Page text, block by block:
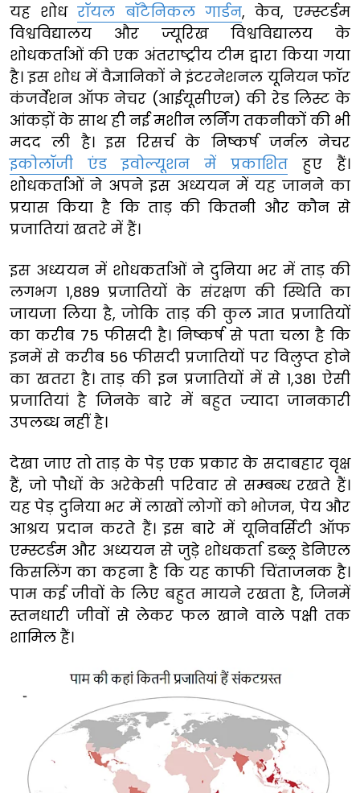
यह शोधरॉयल बॉटैनिकल गार्डन, केव, एम्स्टर्डम
विश्वविद्यालय और ज्यूरिख विश्वविद्यालय के
शोधकर्ताओं की एक अंतराष्ट्रीय टीम द्वारा किया गया
है। इस शोध में वैज्ञानिकों ने इंटरनेशनल यूनियन फॉर
कंजर्वेशन ऑफ नेचर (आईयूसीएन) की रेड लिस्ट के
आंकड़ों के साथ ही नई मशीन लर्निंग तकनीकों की भी
मदद ली है। इस रिसर्च के निष्कर्ष जर्नल नेचर
इकोलॉजी एंड इवोल्यूशन में प्रकाशित हुए हैं।
शोधकर्ताओं ने अपने इस अध्ययन में यह जानने का
प्रयास किया है कि ताड़ की कितनी और कौन से
प्रजातियां खतरे में हैं।
इस अध्ययन में शोधकर्ताओं ने दुनिया भर में ताड़ की
लगभग 1,889 प्रजातियों के संरक्षण की स्थिति का
जायजा लिया है, जोकि ताड़ की कुल ज्ञात प्रजातियों
का करीब 75 फीसदी है। निष्कर्ष से पता चला है कि
इनमें से करीब 56 फीसदी प्रजातियों पर विलुप्त होने
का खतरा है। ताड़ की इन प्रजातियों में से 1,381 ऐसी
प्रजातियां है जिनके बारे में बहुत ज्यादा जानकारी
उपलब्ध नहीं है।
देखा जाए तो ताड़ के पेड़ एक प्रकार के सदाबहार वृक्ष
हैं, जो पौधों के अरेकेसी परिवार से सम्बन्ध रखते हैं।
यह पेड़ दुनिया भर में लाखों लोगों को भोजन, पेय और
आश्रय प्रदान करते हैं। इस बारे में यूनिवर्सिटी ऑफ
एम्स्टर्डम और अध्ययन से जुड़े शोधकर्ता डब्लू डेनिएल
किसलिंग का कहना है कि यह काफी चिंताजनक है।
पाम कई जीवों के लिए बहुत मायने रखता है, जिनमें
स्तनधारी जीवों से लेकर फल खाने वाले पक्षी तक
शामिल हैं।